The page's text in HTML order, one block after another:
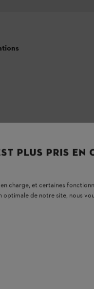
PLUS PRIS EN
charge, et certaines
de notre site, nous